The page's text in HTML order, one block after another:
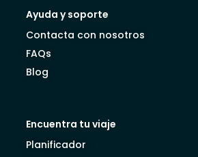
Ayuda y soporte
Contacta con nosotros
FAQs
Blog
Encuentra tu viaje
Planificador